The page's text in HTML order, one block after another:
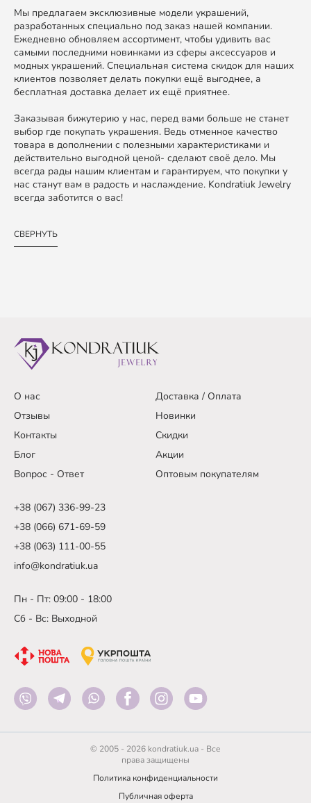
Мы предлагаем эксклюзивные модели украшений,
разработанных специально под заказ нашей компании.
Ежедневно обновляем ассортимент, чтобы удивить вас
самыми последними новинками из сферы аксессуаров и
модных украшений. Специальная система скидок для наших
клиентов позволяет делать покупки ещё выгоднее, а
бесплатная доставка делает их ещё приятнее.
Заказывая бижутерию у нас, перед вами больше не станет
выбор где покупать украшения. Ведь отменное качество
товара в дополнении с полезными характеристиками и
действительно выгодной ценой- сделают своё дело. Мы
всегда рады нашим клиентам и гарантируем, что покупки у
нас станут вам в радость и наслаждение. Kondratiuk Jewelry
всегда заботится о вас!
СВЕРНУТЬ
О нас
Доставка / Оплата
Отзывы
Новинки
Контакты
Скидки
Блог
Акции
Вопрос - Ответ
Оптовым покупателям
+38 (067) 336-99-23
+38 (066) 671-69-59
+38 (063) 111-00-55
info@kondratiuk.ua
Пн - Пт: 09:00 - 18:00
Сб - Вс: Выходной
© 2005 - 2026 kondratiuk.ua - Все
права защищены
Политика конфиденциальности
Публичная оферта